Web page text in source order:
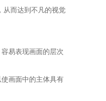
从而达到不凡的视觉
易表现画面的层次
画面中的主体具有